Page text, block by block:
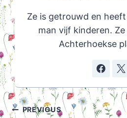
Ze is getrouwd en
man vijf kinderen.
Achterhoekse
PostPREVIOUS